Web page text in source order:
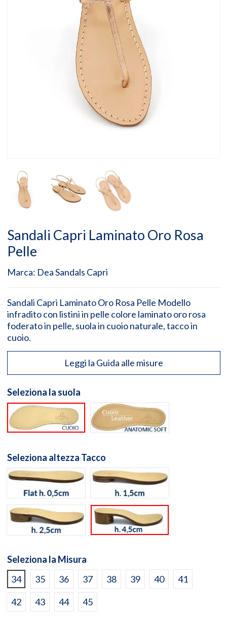
Sandali Capri Laminato Oro Rosa
Pelle
Marca: Dea Sandals Capri
Sandali Capri Laminato Oro Rosa Pelle Modello
infradito con listini in pelle colore laminato oro rosa
foderato in pelle, suola in cuoio naturale, tacco in
cuoio.
Leggi la Guida alle misure
Seleziona la suola
Suola cuoio naturale
Suola Anatomic Soft
Seleziona altezza Tacco
flat h. 0,5cm
h. 1,5cm
h. 2,5cm h. 4,5cm
Seleziona la Misura
34
35 36 37 38 39 40 41
42 43 44 45